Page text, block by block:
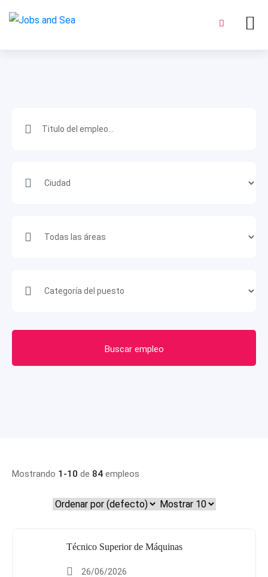
Buscar empleo
Mostrando 1-10 de 84 empleos
Técnico Superior de Máquinas
26/06/2026